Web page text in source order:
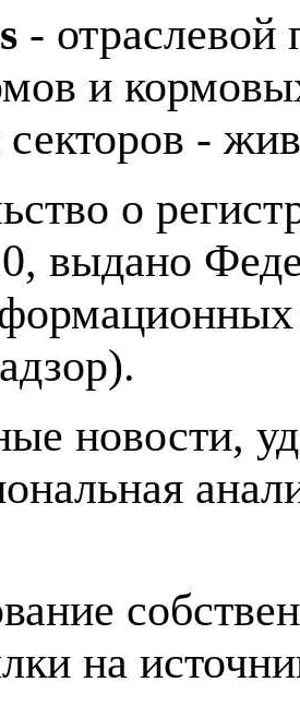
- отраслевой
и
-
о
выдано
новости,
на